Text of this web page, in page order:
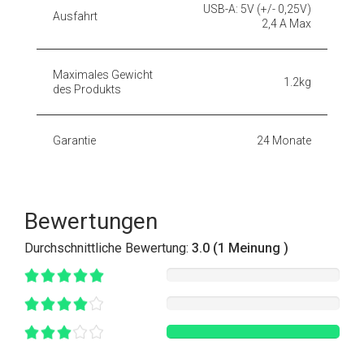
Ausfahrt
USB-A: 5V (+/- 0,25V)
2,4 A Max
Maximales Gewicht
des Produkts
1.2kg
Garantie 24 Monate
Bewertungen
Durchschnittliche Bewertung: 3.0 (1 Meinung )